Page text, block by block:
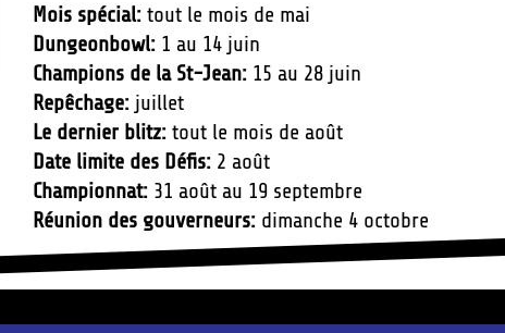
Mois spécial: tout le mois de mai
Dungeonbowl: 1 au 14 juin
Champions de la St-Jean: 15 au 28 juin
Repêchage: juillet
Le dernier blitz: tout le mois de août
Date limite des Défis: 2 août
Championnat: 31 août au 19 septembre
Réunion des gouverneurs: dimanche 4 octobre